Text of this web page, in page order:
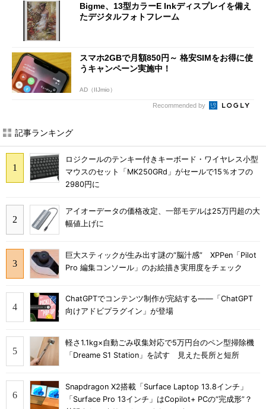
Bigme、13型カラーE Inkディスプレイを備え
たデジタルフォトフレーム
スマホ2GBで月額850円～ 格安SIMをお得に使
うキャンペーン実施中！
AD（IIJmio）
Recommended by
記事ランキング
ロジクールのテンキー付きキーボード・ワイヤレス小型
マウスのセット「MK250GRd」がセールで15％オフの
2980円に
アイオーデータの価格改定、一部モデルは25万円超の大
幅値上げに
巨大スティックが生み出す謎の“脳汁感” XPPen「Pilot
Pro 編集コンソール」のお絵描き実用度をチェック
ChatGPTでコンテンツ制作が完結する――「ChatGPT
向けアドビプラグイン」が登場
軽さ1.1kg×自動ごみ収集対応で5万円台のペン型掃除機
「Dreame S1 Station」を試す 見えた長所と短所
Snapdragon X2搭載「Surface Laptop 13.8インチ」
「Surface Pro 13インチ」はCopilot+ PCの“完成形”？